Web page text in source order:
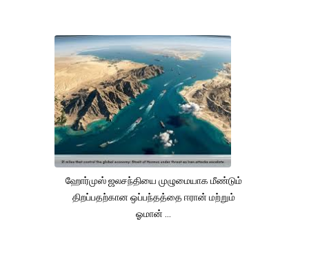
ஹோர்முஸ் ஜலசந்தியை முழுமையாக மீண்டும்
திறப்பதற்கான ஒப்பந்தத்தை ஈரான் மற்றும்
ஓமான் ...